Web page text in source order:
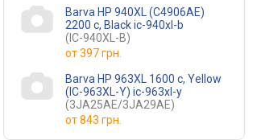
Canon PG-84 8592B001 Printalist PL-T8651
от 1 299 грн.
Barva HP 940XL (C4906AE)
2200 c, Black ic-940xl-b
(IC-940XL-B)
от397 грн.
Barva HP 963XL 1600 c, Yellow
(IC-963XL-Y) ic-963xl-y
(3JA25AE/3JA29AE)
от843 грн.